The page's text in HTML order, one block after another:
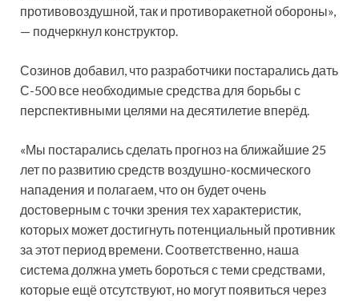
противовоздушной, так и противоракетной обороны»,
— подчеркнул конструктор.
Созинов добавил, что разработчики постарались дать
С-500 все необходимые средства для борьбы с
перспективными целями на десятилетие вперёд.
«Мы постарались сделать прогноз на ближайшие 25
лет по развитию средств воздушно-космического
нападения и полагаем, что он будет очень
достоверным с точки зрения тех характеристик,
которых может достигнуть потенциальный противник
за этот период времени. Соответственно, наша
система должна уметь бороться с теми средствами,
которые ещё отсутствуют, но могут появиться через